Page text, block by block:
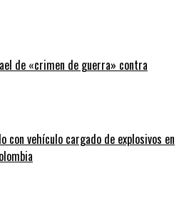
de «crimen de guerra» contra
con vehículo cargado de explosivos en